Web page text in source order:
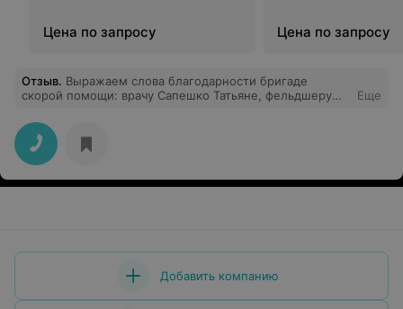
Цена по запросу Цена по запросу
Отзыв. Выражаем слова благодарности бригаде
скорой помощи: врачу Сапешко Татьяне, фельдшеру
Владимиру за квалифицированную помощь нашей
маме Шидловской Леониде Ивановне, проживающей в
д.Скабин.Спасибо им за чуткое и внимательное
отношение,за доброту и внимательность.
Еще
Добавить компанию